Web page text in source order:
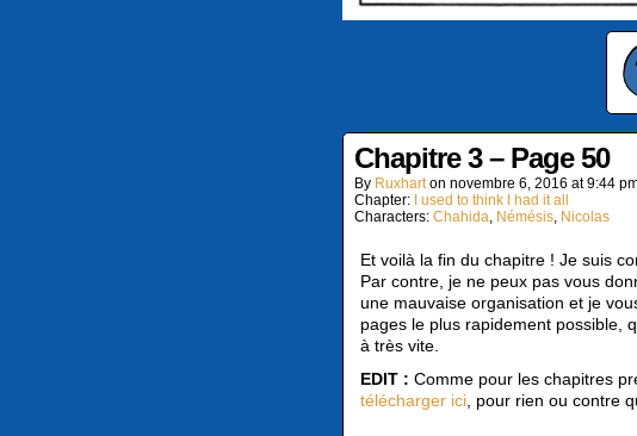
Chapitre 3 – Page 50
By Ruxhart on novembre 6, 2016 at9:44
Chapter:
I used to think I had it all
Characters: Chahida, Némésis, Nicolas
Et voilà la fin du chapitre ! Je suis
Par contre, je ne peux pas vous
une mauvaise organisation et je
pages le plus rapidement possible,
à très vite.
EDIT : Comme pour les chapitres
télécharger ici , pour rien ou contre